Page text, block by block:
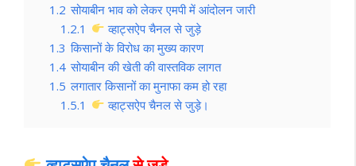
1.2 सोयाबीन भाव को लेकर एमपी में आंदोलन जारी
1.2.1
व्हाट्सऐप चैनल से जुड़े
1.3 किसानों के विरोध का मुख्य कारण
1.4 सोयाबीन की खेती की वास्तविक लागत
1.5 लगातार किसानों का मुनाफा कम हो रहा
1.5.1
व्हाट्सऐप चैनल से जुड़े।